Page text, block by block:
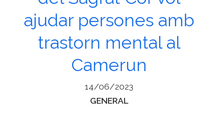
ajudar persones amb
trastorn mental al
Camerun
14/06/2023
Categories
GENERAL